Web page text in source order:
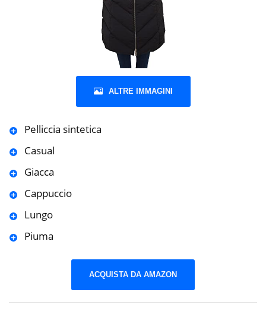
ALTRE IMMAGINI
Pelliccia sintetica
Casual
Giacca
Cappuccio
Lungo
Piuma
ACQUISTA DA AMAZON